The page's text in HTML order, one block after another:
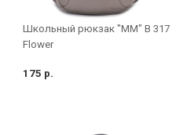
Школьный рюкзак "MM" B 317
Flower
175 р.